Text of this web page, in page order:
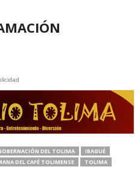
DEL TOLIMA
IBAGUÉ
DEL CAFÉ TOLIMENSE
TOLIMA